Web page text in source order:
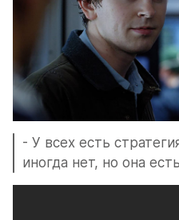
- У всех есть
иногда нет, но она